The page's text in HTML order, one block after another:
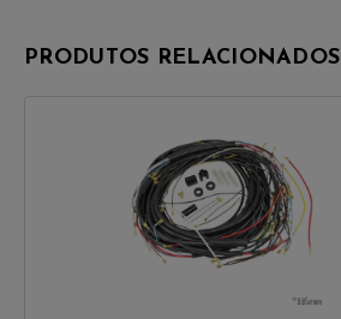
PRODUTOS RELACIONADOS